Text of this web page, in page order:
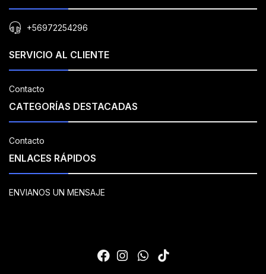
+56972254296
SERVICIO AL CLIENTE
Contacto
CATEGORÍAS DESTACADAS
Contacto
ENLACES RÁPIDOS
ENVIANOS UN MENSAJE